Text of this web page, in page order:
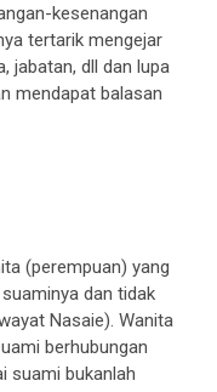
kesenangan
tertarik mengejar
jabatan, dll dan lupa
mendapat balasan
(perempuan) yang
dan tidak
Nasaie). Wanita
berhubungan
suami bukanlah